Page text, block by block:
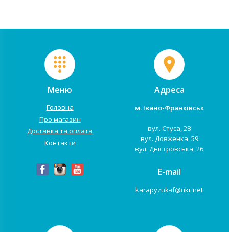
Меню
Головна
Про магазин
Доставка та оплата
Контакти
Адреса
м. Івано-Франківськ
вул. Стуса, 28
вул. Довженка, 59
вул. Дністровська, 26
E-mail
karapyzuk-if@ukr.net